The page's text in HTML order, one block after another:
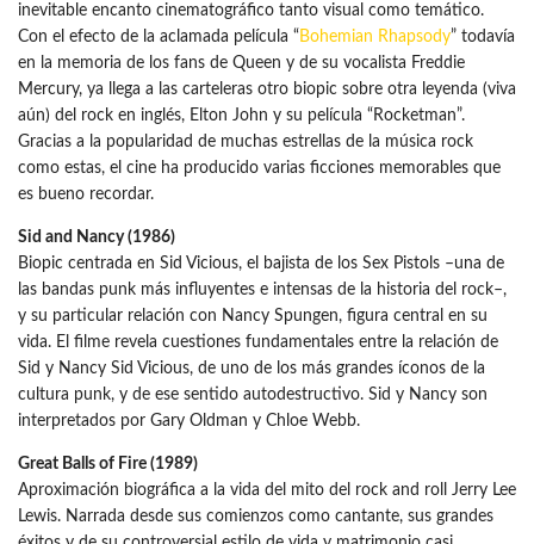
inevitable encanto cinematográfico tanto visual como temático.
Con el efecto de la aclamada película “ Bohemian Rhapsody” todavía
en la memoria de los fans de Queen y de su vocalista Freddie
Mercury, ya llega a las carteleras otro biopic sobre otra leyenda (viva
aún) del rock en inglés, Elton John y su película “Rocketman”.
Gracias a la popularidad de muchas estrellas de la música rock
como estas, el cine ha producido varias ficciones memorables que
es bueno recordar.
Sid and Nancy (1986)
Biopic centrada en Sid Vicious, el bajista de los Sex Pistols –una de
las bandas punk más influyentes e intensas de la historia del rock–,
y su particular relación con Nancy Spungen, figura central en su
vida. El filme revela cuestiones fundamentales entre la relación de
Sid y Nancy Sid Vicious, de uno de los más grandes íconos de la
cultura punk, y de ese sentido autodestructivo. Sid y Nancy son
interpretados por Gary Oldman y Chloe Webb.
Great Balls of Fire (1989)
Aproximación biográfica a la vida del mito del rock and roll Jerry Lee
Lewis. Narrada desde sus comienzos como cantante, sus grandes